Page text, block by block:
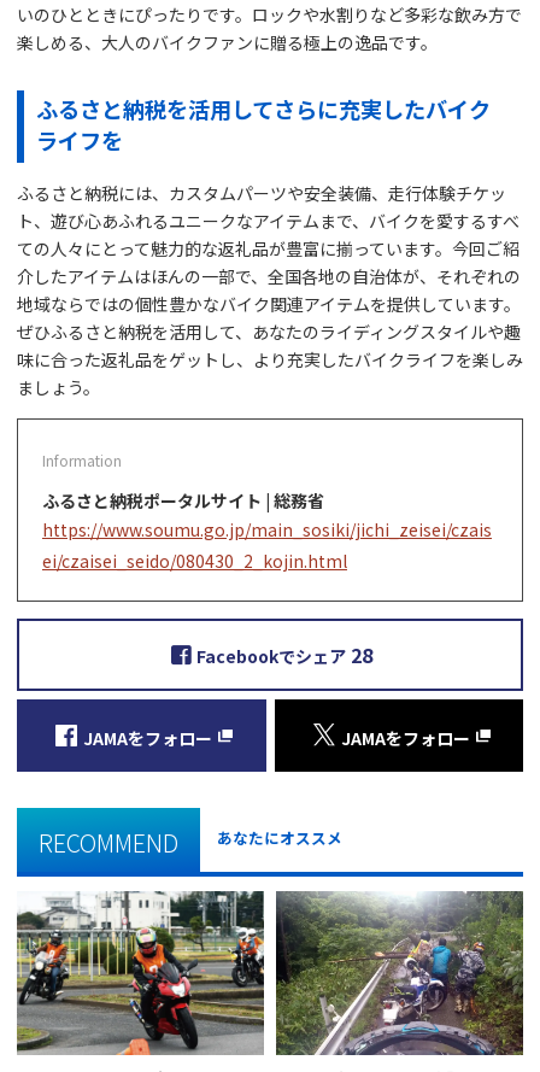
いのひとときにぴったりです。ロックや水割りなど多彩な飲み方で
楽しめる、大人のバイクファンに贈る極上の逸品です。
ふるさと納税を活用してさらに充実したバイク
ライフを
ふるさと納税には、カスタムパーツや安全装備、走行体験チケッ
ト、遊び心あふれるユニークなアイテムまで、バイクを愛するすべ
ての人々にとって魅力的な返礼品が豊富に揃っています。今回ご紹
介したアイテムはほんの一部で、全国各地の自治体が、それぞれの
地域ならではの個性豊かなバイク関連アイテムを提供しています。
ぜひふるさと納税を活用して、あなたのライディングスタイルや趣
味に合った返礼品をゲットし、より充実したバイクライフを楽しみ
ましょう。
ふるさと納税ポータルサイト | 総務省
https://www.soumu.go.jp/main_sosiki/jichi_zeisei/czais
ei/czaisei_seido/080430_2_kojin.html
Facebookでシェア 28
JAMAをフォロー JAMAをフォロー
RECOMMEND あなたにオススメ